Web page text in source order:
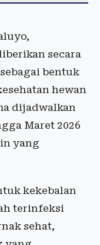
secara
bentuk
hewan
dijadwalkan
Maret 2026
yang
kekebalan
terinfeksi
sehat,